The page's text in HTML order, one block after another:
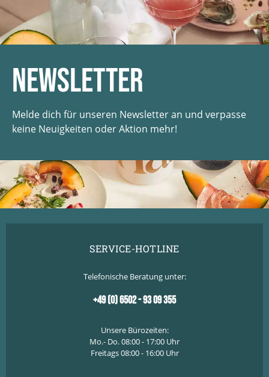
Newsletter
Melde dich für unseren Newsletter an und verpasse
keine Neuigkeiten oder Aktion mehr!
SERVICE-HOTLINE
Telefonische Beratung unter:
+49 (0) 6502 - 93 09 355
Unsere Bürozeiten:
Mo.- Do. 08:00 - 17:00 Uhr
Freitags 08:00 - 16:00 Uhr